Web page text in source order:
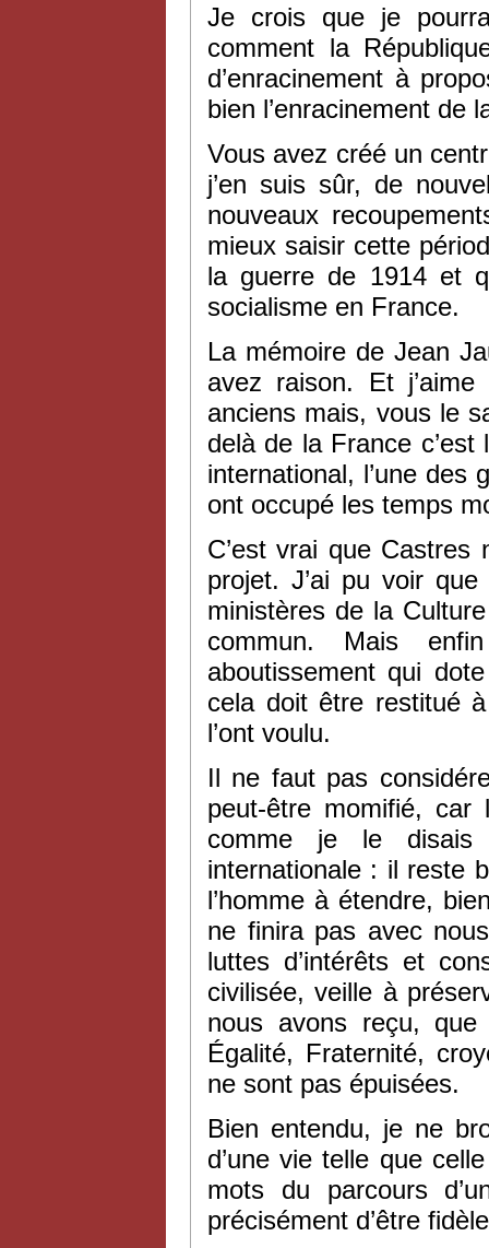
Je crois que je
comment la
d’enracinement à
bien l’enracinement de
Vous avez créé un
j’en suis sûr, de
nouveaux
mieux saisir cette
la guerre de 1914 et
socialisme en France.
La mémoire de Jean
avez raison. Et
anciens mais, vous le
delà de la France
international, l’une des
ont occupé les temps
C’est vrai que
projet. J’ai pu voir
ministères de la
commun. Mais
aboutissement qui
cela doit être restitué
l’ont voulu.
Il ne faut pas
peut-être momifié, car
comme je le disais
internationale : il reste
l’homme à étendre,
ne finira pas avec
luttes d’intérêts et
civilisée, veille à
nous avons reçu,
Égalité, Fraternité,
ne sont pas épuisées.
Bien entendu, je ne
d’une vie telle que
mots du parcours
précisément d’être